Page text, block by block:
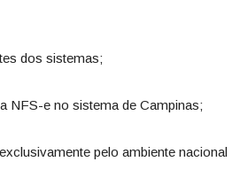
dos sistemas;
NFS-e no sistema de Campinas;
pelo ambiente nacional